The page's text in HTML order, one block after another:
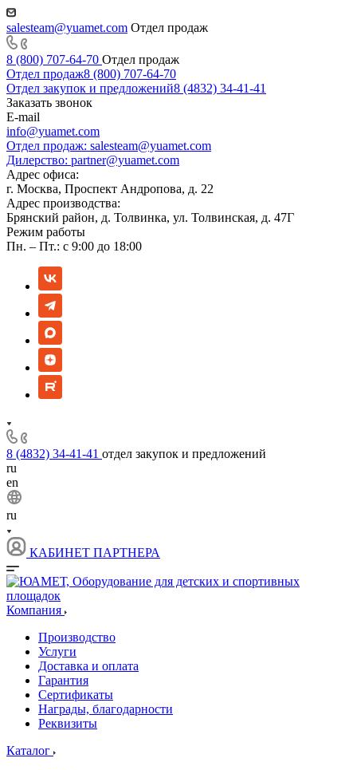
salesteam@yuamet.com Отдел продаж
8 (800) 707-64-70 Отдел продаж
Отдел продаж8 (800) 707-64-70
Отдел закупок и предложений8 (4832) 34-41-41
Заказать звонок
E-mail
info@yuamet.com
Отдел продаж: salesteam@yuamet.com
Дилерство: partner@yuamet.com
Адрес офиса:
г. Москва, Проспект Андропова, д. 22
Адрес производства:
Брянский район, д. Толвинка, ул. Толвинская, д. 47Г
Режим работы
Пн. – Пт.: с 9:00 до 18:00
8 (4832) 34-41-41 отдел закупок и предложений
ru
en
ru
КАБИНЕТ ПАРТНЕРА
Компания
Производство
Услуги
Доставка и оплата
Гарантия
Сертификаты
Награды, благодарности
Реквизиты
Каталог